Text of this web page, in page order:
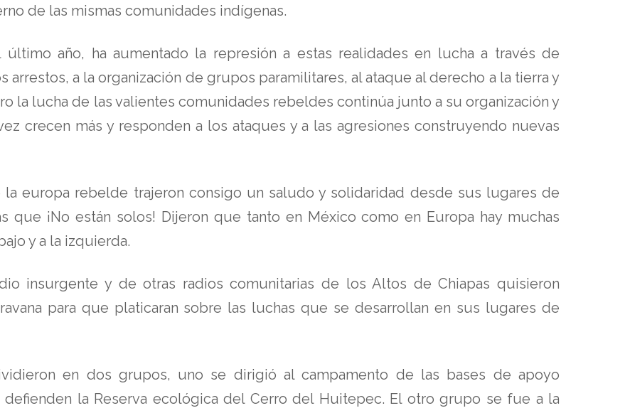
de las mismas comunidades indígenas.
año, ha aumentado la represión a estas realidades en lucha a través de
arrestos, a la organización de grupos paramilitares, al ataque al derecho a la tierra y
la lucha de las valientes comunidades rebeldes continúa junto a su organización y
crecen más y responden a los ataques y a las agresiones construyendo nuevas
la europa rebelde trajeron consigo un saludo y solidaridad desde sus lugares de
que ¡No están solos! Dijeron que tanto en México como en Europa hay muchas
y a la izquierda.
insurgente y de otras radios comunitarias de los Altos de Chiapas quisieron
para que platicaran sobre las luchas que se desarrollan en sus lugares de
en dos grupos, uno se dirigió al campamento de las bases de apoyo
defienden la Reserva ecológica del Cerro del Huitepec. El otro grupo se fue a la